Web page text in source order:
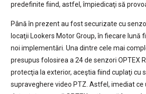
predefinite fiind, astfel, împiedicaţi să
Până în prezent au fost securizate cu
locaţii Lookers Motor Group, în fiecare lună
noi implementări. Una dintre cele mai
presupus folosirea a 24 de senzori OPTEX
protecţia la exterior, aceştia fiind cuplaţi cu
supraveghere video PTZ. Astfel, imediat ce